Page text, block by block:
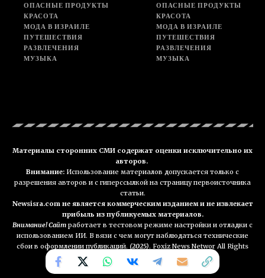
ОПАСНЫЕ ПРОДУКТЫ
КРАСОТА
МОДА В ИЗРАИЛЕ
ПУТЕШЕСТВИЯ
РАЗВЛЕЧЕНИЯ
МУЗЫКА
ОПАСНЫЕ ПРОДУКТЫ
КРАСОТА
МОДА В ИЗРАИЛЕ
ПУТЕШЕСТВИЯ
РАЗВЛЕЧЕНИЯ
МУЗЫКА
Материалы сторонних СМИ содержат оценки исключительно их
авторов.
Внимание: Использование материалов допускается только с
разрешения авторов и с гиперссылкой на страницу первоисточника
статьи.
Newsisra.com не является коммерческим изданием и не извлекает
прибыль из публикуемых материалов.
Внимание! Сайт работает в тестовом режиме настройки и отладки с
использованием ИИ. В вязи с чем могут наблюдаться технические
сбои в оформлении публикаций. (2025). Foxiz News Networ All Rights
Reserved. NEWSisra.com